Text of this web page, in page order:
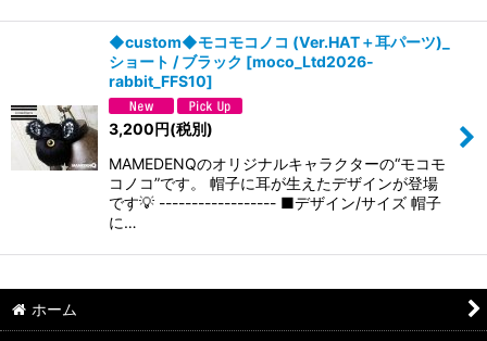
◆custom◆モコモコノコ (Ver.HAT＋耳パーツ)_
ショート / ブラック [moco_Ltd2026-
rabbit_FFS10]
3,200円(税別)
MAMEDENQのオリジナルキャラクターの“モコモ
コノコ”です。 帽子に耳が生えたデザインが登場
です💡 ------------------ ■デザイン/サイズ 帽子
に…
ホーム